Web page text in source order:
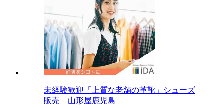
未経験歓迎「上質な老舗の革靴」シューズ
販売 山形屋鹿児島